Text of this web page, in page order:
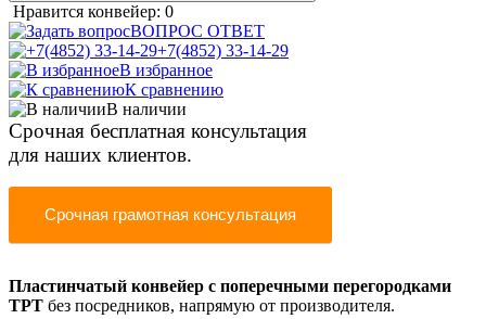
Нравится конвейер: 0
ВОПРОС ОТВЕТ
+7(4852) 33-14-29
В избранное
К сравнению
В наличии
Срочная бесплатная консультация
для наших клиентов.
Срочная грамотная консультация
Пластинчатый конвейер с поперечными перегородками
TPT без посредников, напрямую от производителя.